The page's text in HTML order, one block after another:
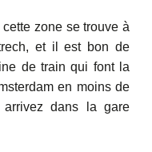
zone se trouve à
et il est bon de
de train qui font la
en moins de
dans la gare